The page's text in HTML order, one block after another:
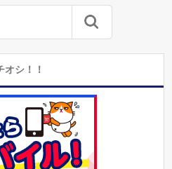
オシ！！